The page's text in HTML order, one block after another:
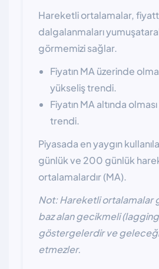
Hareketli ortalamalar,
dalgalanmaları
görmemizi sağlar.
Fiyatın MA üzerinde
yükseliş trendi.
Fiyatın MA altında
trendi.
Piyasada en yaygın
günlük ve 200 günlük
ortalamalardır (MA).
Not: Hareketli ortalamalar
baz alan gecikmeli
göstergelerdir ve
etmezler.